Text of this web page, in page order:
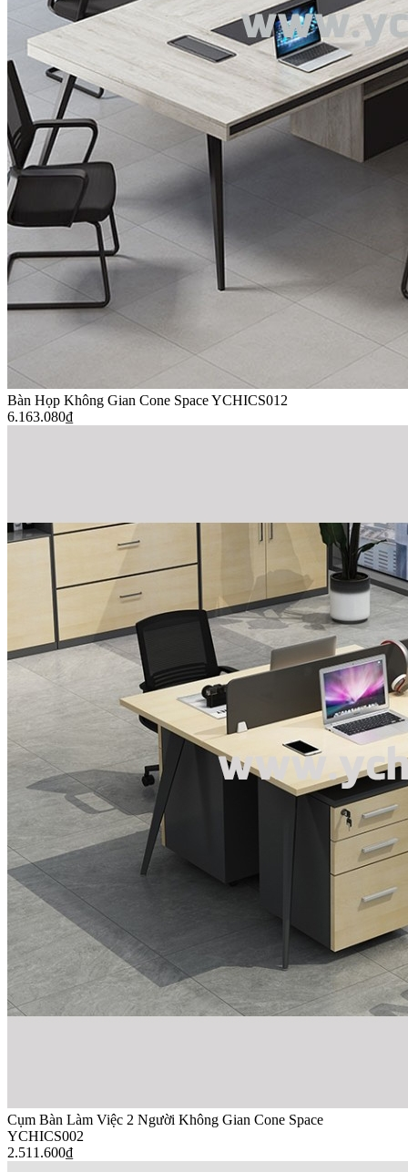
Bàn Họp Không Gian Cone Space YCHICS012
6.163.080₫
Cụm Bàn Làm Việc 2 Người Không Gian Cone Space
YCHICS002
2.511.600₫